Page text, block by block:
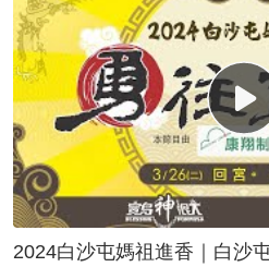
2024白沙屯媽祖進香｜白沙